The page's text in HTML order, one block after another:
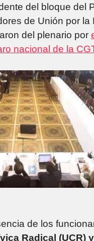
del bloque del
de Unión por la
del plenario por
nacional de la
de los
Radical (UCR)